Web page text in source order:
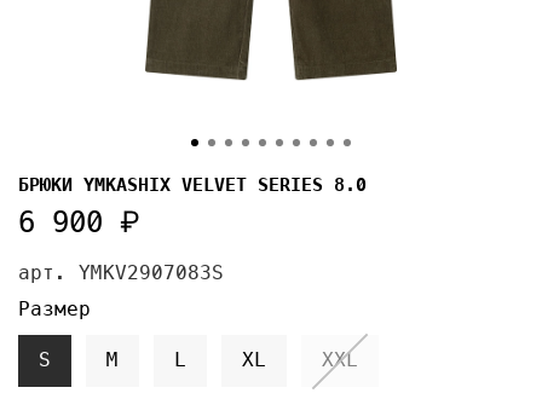
арт. YMKV2907083S
БРЮКИ YMKASHIX VELVET SERIES 8.0
6 900 ₽
Размер
S M L XL XXL